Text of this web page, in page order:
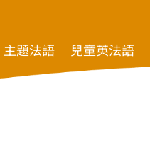
主題法語 兒童英法語